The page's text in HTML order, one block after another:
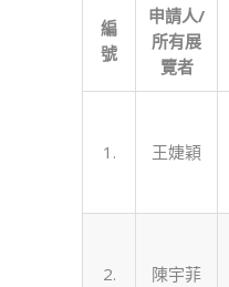
編
號
申請人/
所有展
覽者
1. 王婕穎
2. 陳宇菲